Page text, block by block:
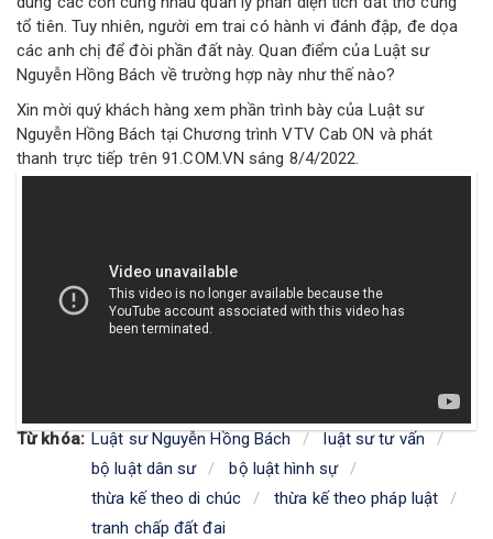
tổ tiên. Tuy nhiên, người em trai có hành vi đánh đập, đe dọa
các anh chị để đòi phần đất này. Quan điểm của Luật sư
Nguyễn Hồng Bách về trường hợp này như thế nào?
Xin mời quý khách hàng xem phần trình bày của Luật sư
Nguyễn Hồng Bách tại Chương trình VTV Cab ON và phát
thanh trực tiếp trên 91.COM.VN sáng 8/4/2022.
Từ khóa: Luật sư Nguyễn Hồng Bách
luật sư tư vấn
bộ luật dân sư
bộ luật hình sự
thừa kế theo di chúc
thừa kế theo pháp luật
tranh chấp đất đai